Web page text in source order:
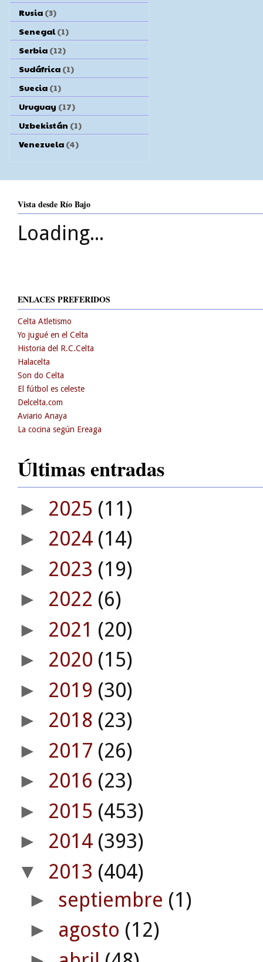
Rusia (3)
Senegal (1)
Serbia (12)
Sudáfrica (1)
Suecia (1)
Uruguay (17)
Uzbekistán (1)
Venezuela (4)
Vista desde Río Bajo
Loading...
ENLACES PREFERIDOS
Celta Atletismo
Yo jugué en el Celta
Historia del R.C.Celta
Halacelta
Son do Celta
El fútbol es celeste
Delcelta.com
Aviario Anaya
La cocina según Ereaga
Últimas entradas
► 2025 (11)
► 2024 (14)
► 2023 (19)
► 2022 (6)
► 2021 (20)
► 2020 (15)
► 2019 (30)
► 2018 (23)
► 2017 (26)
► 2016 (23)
► 2015 (453)
► 2014 (393)
▼ 2013 (404)
► septiembre (1)
► agosto (12)